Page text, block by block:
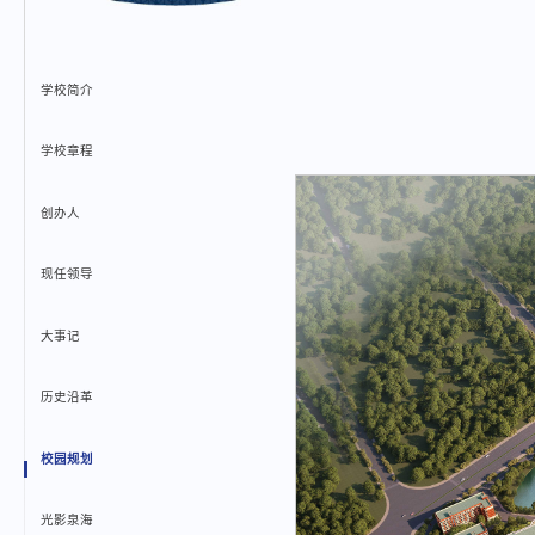
学校简介
学校章程
创办人
现任领导
大事记
历史沿革
校园规划
光影泉海